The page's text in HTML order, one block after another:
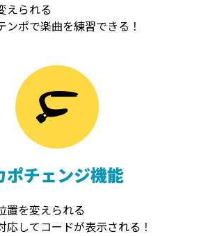
えられる
ンポで楽曲を練習できる！
ポチェンジ機能
置を変えられる
応してコードが表示される！